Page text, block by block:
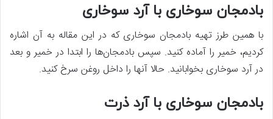
بادمجان سوخاری با آرد سوخاری
با همین طرز تهیه بادمجان سوخاری که در این مقاله به آن اشاره
کردیم، خمیر را آماده کنید. سپس بادمجان‌ها را ابتدا در خمیر و بعد
در آرد سوخاری بخوابانید. حالا آنها را داخل روغن سرخ کنید.
بادمجان سوخاری با آرد ذرت